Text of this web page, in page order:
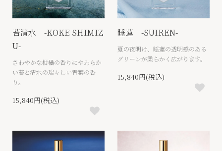
苔清水 -KOKE SHIMIZ
U-
さわやかな柑橘の香りにやわらか
い苔と清水の瑞々しい青葉の香
り。
15,840円(税込)
睡蓮 -SUIREN-
夏の夜明け、睡蓮の透明感のある
グリーンが柔らかく広がります。
15,840円(税込)